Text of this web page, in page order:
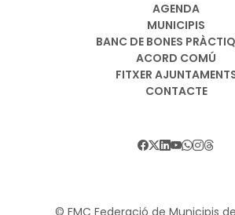
AGENDA
MUNICIPIS
BANC DE BONES
ACORD COMÚ
FITXER
CONTACTE